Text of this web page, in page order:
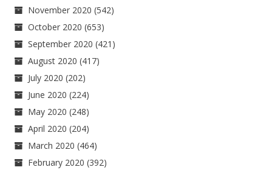
November 2020 (542)
October 2020 (653)
September 2020 (421)
August 2020 (417)
July 2020 (202)
June 2020 (224)
May 2020 (248)
April 2020 (204)
March 2020 (464)
February 2020 (392)